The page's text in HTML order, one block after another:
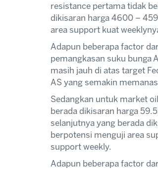
resistance pertama tidak
dikisaran harga 4600 –
area support kuat
Adapun beberapa factor
pemangkasan suku bunga
masih jauh di atas target
AS yang semakin
Sedangkan untuk market
berada dikisaran harga
selanjutnya yang berada
berpotensi menguji area
support weekly.
Adapun beberapa factor